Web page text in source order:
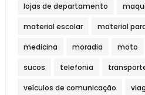
lojas de departamento
material escolar material
medicina moradia moto
sucos telefonia
veículos de comunicação